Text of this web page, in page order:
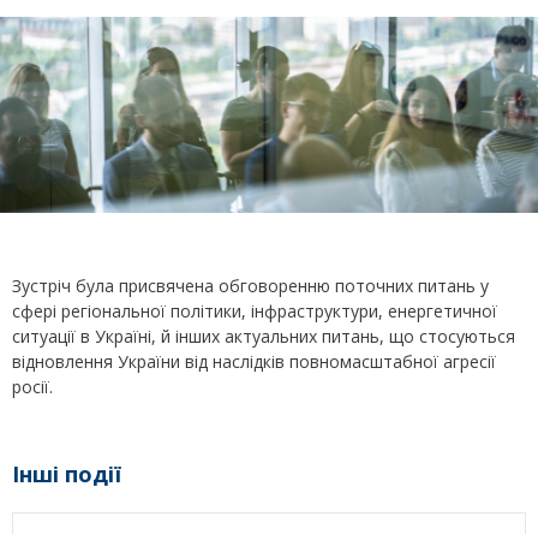
Зустріч була присвячена обговоренню поточних питань у
сфері регіональної політики, інфраструктури, енергетичної
ситуації в Україні, й інших актуальних питань, що стосуються
відновлення України від наслідків повномасштабної агресії
росії.
Інші події